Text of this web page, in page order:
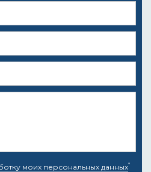
моих персональных данных*